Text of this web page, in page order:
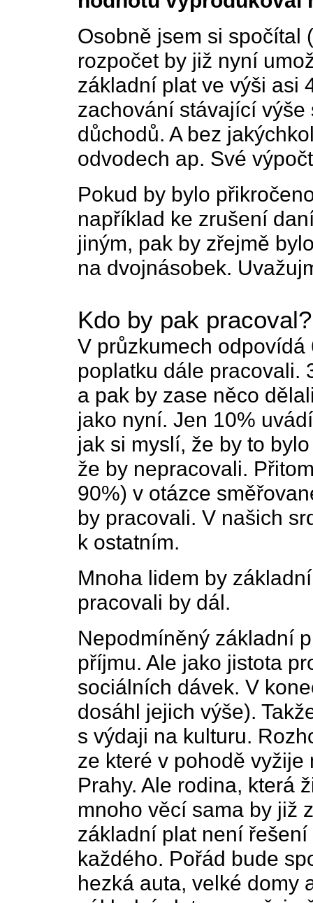
Osobně jsem si spočítal
rozpočet by již nyní
základní plat ve výši asi
zachování stávající
důchodů. A bez
odvodech ap. Své
Pokud by bylo
například ke zrušení
jiným, pak by zřejmě
na dvojnásobek.
Kdo by pak pracoval?
V průzkumech
poplatku dále pracovali.
a pak by zase něco
jako nyní. Jen 10%
jak si myslí, že by to
že by nepracovali.
90%) v otázce
by pracovali. V našich
k ostatním.
Mnoha lidem by
pracovali by dál.
Nepodmíněný základní
příjmu. Ale jako jistota
sociálních dávek. V
dosáhl jejich výše).
s výdaji na kulturu.
ze které v pohodě
Prahy. Ale rodina, která
mnoho věcí sama by již
základní plat není
každého. Pořád bude
hezká auta, velké domy